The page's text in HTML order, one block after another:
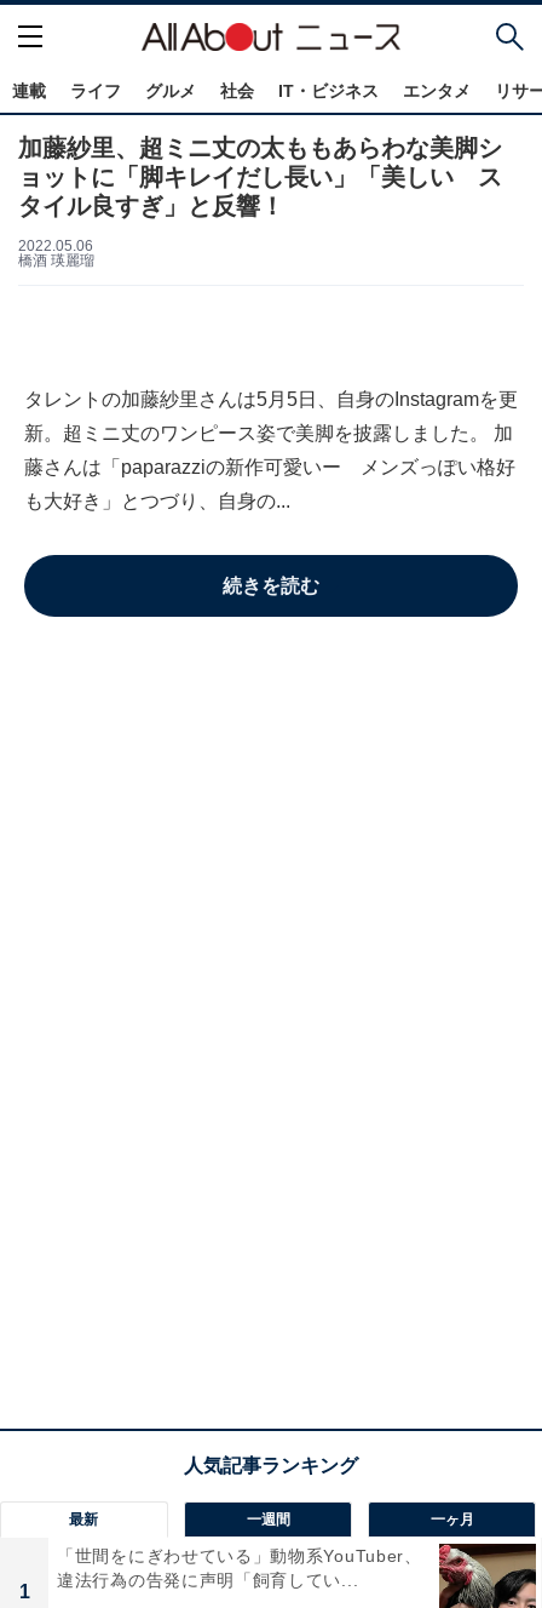
連載 ライフ グルメ 社会 IT・ビジネス エンタメ リサ
加藤紗里、超ミニ丈の太ももあらわな美脚シ
ョットに「脚キレイだし長い」「美しい ス
タイル良すぎ」と反響！
2022.05.06
橋酒 瑛麗瑠
タレントの加藤紗里さんは5月5日、自身のInstagramを更
新。超ミニ丈のワンピース姿で美脚を披露しました。 加
藤さんは「paparazziの新作可愛いー メンズっぽい格好
も大好き」とつづり、自身の...
続きを読む
最新 一週間 一ヶ月
1
「世間をにぎわせている」動物系YouTuber、
違法行為の告発に声明「飼育してい...